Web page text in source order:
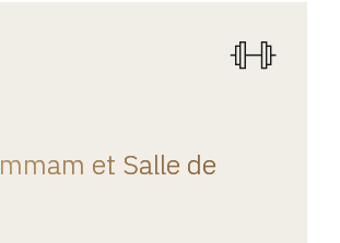
et Salle de